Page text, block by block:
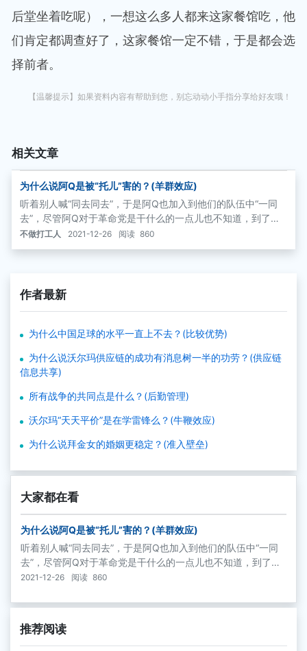
后堂坐着吃呢），一想这么多人都来这家餐馆吃，他
们肯定都调查好了，这家餐馆一定不错，于是都会选
择前者。
【温馨提示】如果资料内容有帮助到您，别忘动动小手指分享给好友哦！
相关文章
为什么说阿Q是被“托儿”害的？(羊群效应)
听着别人喊“同去同去”，于是阿Q也加入到他们的队伍中“一同
去”，尽管阿Q对于革命党是干什么的一点儿也不知道，到了小
说的最后，也因为“同去同去”作为革命党的替罪羊，糊里糊涂地
丢了命。
不做打工人 2021-12-26 阅读 860
作者最新
为什么中国足球的水平一直上不去？(比较优势)
为什么说沃尔玛供应链的成功有消息树一半的功劳？(供应链
信息共享)
所有战争的共同点是什么？(后勤管理)
沃尔玛“天天平价”是在学雷锋么？(牛鞭效应)
为什么说拜金女的婚姻更稳定？(准入壁垒)
大家都在看
为什么说阿Q是被“托儿”害的？(羊群效应)
听着别人喊“同去同去”，于是阿Q也加入到他们的队伍中“一同
去”，尽管阿Q对于革命党是干什么的一点儿也不知道，到了小
说的最后，也因为“同去同去”作为革命党的替罪羊，糊里糊涂地
2021-12-26 阅读 860
推荐阅读